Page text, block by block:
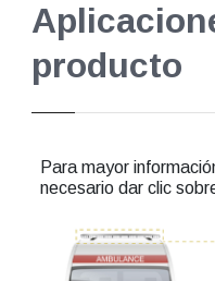
producto
Para mayor
necesario dar clic